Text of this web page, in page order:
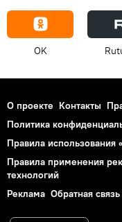
OK
О проекте Контакты
Политика
Правила использования
Правила применения
технологий
Реклама Обратная связь